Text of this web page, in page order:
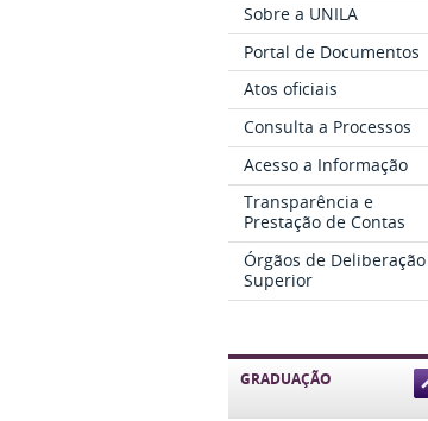
Sobre a UNILA
Portal de Documentos
Atos oficiais
Consulta a Processos
Acesso a Informação
Transparência e
Prestação de Contas
Órgãos de Deliberação
Superior
GRADUAÇÃO